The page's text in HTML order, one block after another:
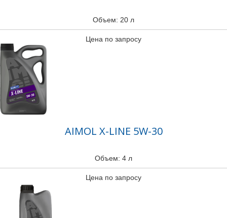
Объем: 20 л
Цена по запросу
AIMOL X-LINE 5W-30
Объем: 4 л
Цена по запросу